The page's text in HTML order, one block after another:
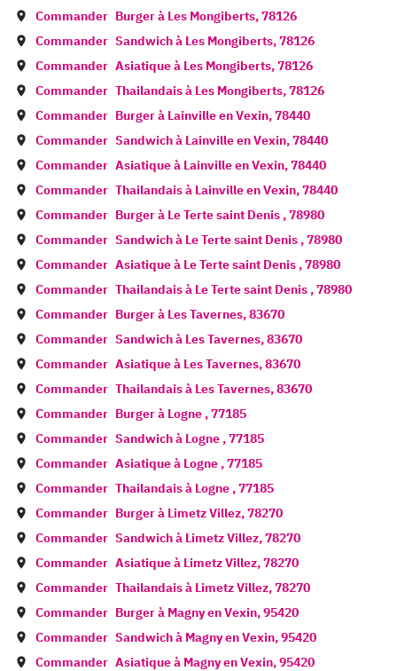
Commander Burger à Les Mongiberts,78126
Commander Sandwich à Les Mongiberts,78126
Commander Asiatique à Les Mongiberts,78126
Commander Thailandais à Les Mongiberts,78126
Commander Burger à Lainville en Vexin,78440
Commander Sandwich à Lainville en Vexin,78440
Commander Asiatique à Lainville en Vexin,78440
Commander Thailandais à Lainville en Vexin,78440
Commander Burger à Le Terte saint Denis ,78980
Commander Sandwich à Le Terte saint Denis ,78980
Commander Asiatique à Le Terte saint Denis ,78980
Commander Thailandais à Le Terte saint Denis ,78980
Commander Burger à Les Tavernes,83670
Commander Sandwich à Les Tavernes,83670
Commander Asiatique à Les Tavernes,83670
Commander Thailandais à Les Tavernes,83670
Commander Burger à Logne ,77185
Commander Sandwich à Logne ,77185
Commander Asiatique à Logne ,77185
Commander Thailandais à Logne ,77185
Commander Burger à Limetz Villez,78270
Commander Sandwich à Limetz Villez,78270
Commander Asiatique à Limetz Villez,78270
Commander Thailandais à Limetz Villez,78270
Commander Burger à Magny en Vexin,95420
Commander Sandwich à Magny en Vexin,95420
Commander Asiatique à Magny en Vexin,95420